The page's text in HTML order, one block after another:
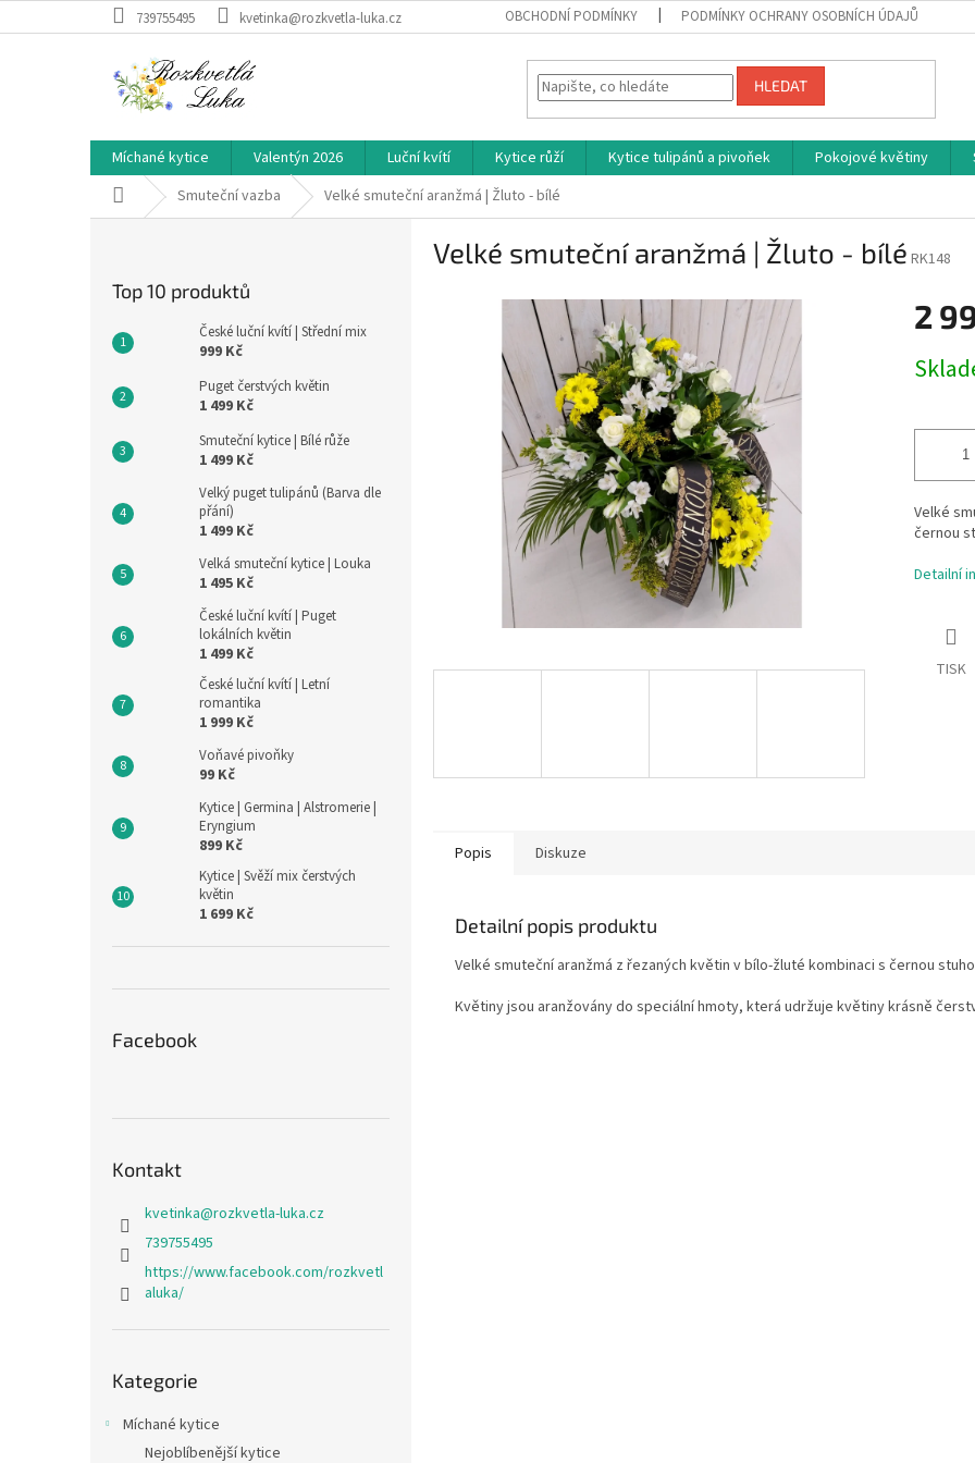
na
739755495 kvetinka@rozkvetla-luka.cz OBCHODNÍ PODMÍNKY PODMÍNKY OCHRANY OSOBNÍCH ÚDAJŮ
HLEDAT
Míchané kytice Valentýn 2026 Luční kvítí Kytice růží Kytice tulipánů a pivoňek Pokojové květiny
Domů Smuteční vazba Velké smuteční aranžmá | Žluto - bílé
Top 10 produktů
České luční kvítí | Střední mix
999 Kč
Puget čerstvých květin
1 499 Kč
Smuteční kytice | Bílé růže
1 499 Kč
Velký puget tulipánů (Barva dle
přání)
1 499 Kč
Velká smuteční kytice | Louka
1 495 Kč
České luční kvítí | Puget
lokálních květin
1 499 Kč
České luční kvítí | Letní
romantika
1 999 Kč
Voňavé pivoňky
99 Kč
Kytice | Germina | Alstromerie |
Eryngium
899 Kč
Kytice | Svěží mix čerstvých
květin
1 699 Kč
Facebook
Kontakt
kvetinka@rozkvetla-luka.cz
739755495
https://www.facebook.com/rozkvetl
aluka/
kategorie
Kategorie
Míchané kytice
Nejoblíbenější kytice
Velké smuteční aranžmá | Žluto - bílé RK148
2
cena:
Velké
černou
Detailní
TISK
Popis Diskuze
Detailní popis produktu
Velké smuteční aranžmá z řezaných květin v bílo-žluté kombinaci s černou
Květiny jsou aranžovány do speciální hmoty, která udržuje květiny krásně